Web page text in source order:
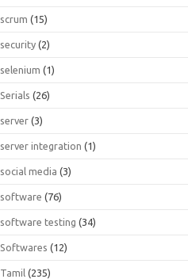
scrum (15)
security (2)
selenium (1)
Serials (26)
server (3)
server integration (1)
social media (3)
software (76)
software testing (34)
Softwares (12)
Tamil (235)